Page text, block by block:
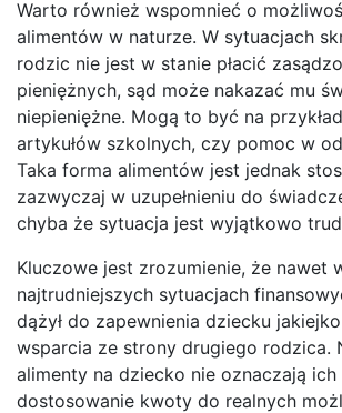
Warto również wspomnieć o
alimentów w naturze. W sytuacjach
rodzic nie jest w stanie płacić
pieniężnych, sąd może nakazać mu
niepieniężne. Mogą to być na
artykułów szkolnych, czy pomoc w
Taka forma alimentów jest jednak
zazwyczaj w uzupełnieniu do
chyba że sytuacja jest wyjątkowo
Kluczowe jest zrozumienie, że nawet
najtrudniejszych sytuacjach
dążył do zapewnienia dziecku
wsparcia ze strony drugiego rodzica.
alimenty na dziecko nie oznaczają
dostosowanie kwoty do realnych